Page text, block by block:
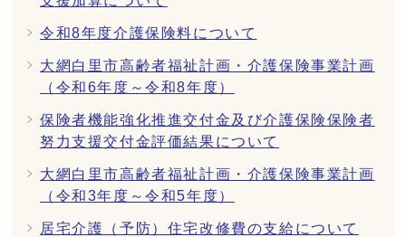
令和8年度介護保険料について
大網白里市高齢者福祉計画・介護保険事業計画
（令和6年度～令和8年度）
保険者機能強化推進交付金及び介護保険保険者
努力支援交付金評価結果について
大網白里市高齢者福祉計画・介護保険事業計画
（令和3年度～令和5年度）
居宅介護（予防）住宅改修費の支給について